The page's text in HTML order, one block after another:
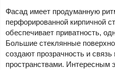
Фасад имеет продуманную
перфорированной кирпичной
обеспечивает приватность,
Большие стеклянные
создают прозрачность и
пространствами. Интересным